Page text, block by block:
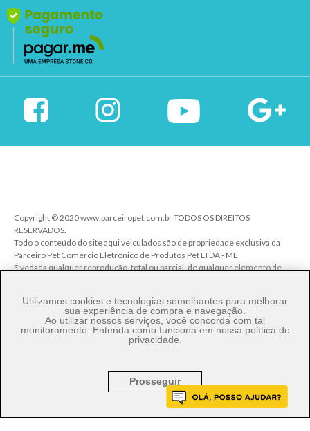
Copyright © 2020 www.parceiropet.com.br TODOS OS DIREITOS
RESERVADOS.
Todo o conteúdo do site aqui veiculados são de propriedade exclusiva da
Parceiro Pet Comércio Eletrônico de Produtos Pet LTDA - ME
É vedada qualquer reprodução, total ou parcial, de qualquer elemento de
Lei.
Parceiro Pet Comércio de Produtos Pet LTDA - ME - CNPJ: 27.206.029/0001-
80
Utilizamos cookies e tecnologias semelhantes para melhorar
sua experiência de compra e navegação.
Ao utilizar nossos serviços, você concorda com tal
monitoramento. Entenda como funciona em nossa política de
privacidade
Prosseguir